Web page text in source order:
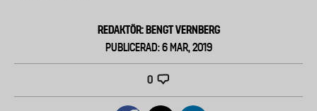
REDAKTÖR: BENGT VERNBERG
PUBLICERAD: 6 MAR, 2019
0